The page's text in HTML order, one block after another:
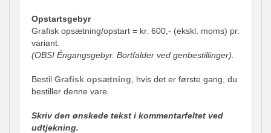
Opstartsgebyr
Grafisk opsætning/opstart = kr. 600,- (ekskl. moms) pr.
variant.
(OBS! Éngangsgebyr. Bortfalder ved genbestillinger).
Bestil Grafisk opsætning , hvis det er første gang, du
bestiller denne vare.
Skriv den ønskede tekst i kommentarfeltet ved
udtjekning.